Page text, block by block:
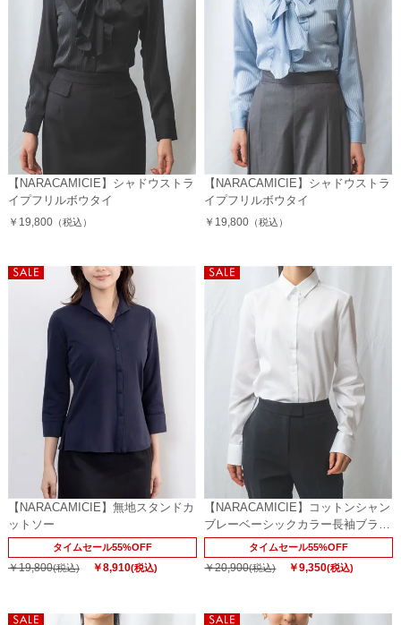
【NARACAMICIE】シャドウストラ
イプフリルボウタイ
￥19,800（税込）
【NARACAMICIE】シャドウストラ
イプフリルボウタイ
￥19,800 （税込）
【NARACAMICIE】無地スタンドカ
ットソー
タイムセール55%OFF
￥19,800(税込) ￥8,910(税込)
【NARACAMICIE】コットンシャン
ブレーベーシックカラー長袖ブラウ
ス
タイムセール55%OFF
￥20,900(税込) ￥9,350(税込)